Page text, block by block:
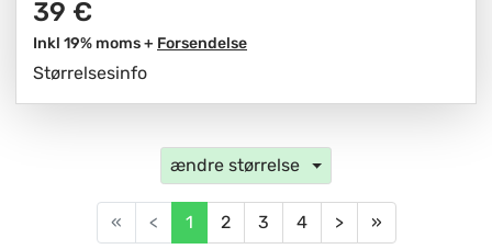
39 €
Inkl 19% moms + Forsendelse
Størrelsesinfo
ændre størrelse
« < 1 2 3 4 > »